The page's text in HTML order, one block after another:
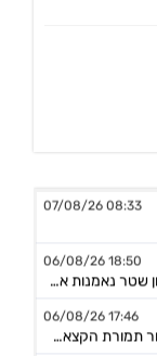
08:33 07/08/26
18:50 06/08/26
החלטות דירקטוריון לגבי מו"מ לנטילת מימון ותיקון שטר נאמנות אג"ח ד׳ - המשך בק"ע תזמ"ז חזוי והיערכות ל
17:46 06/08/26
נחתם הסכם השקעה בסך 50 מ'שח עם קרן מנור תמורת הקצאה פרטית ב-164.51 ש״ח למניה +אופציה להשקעה נוספת, ה